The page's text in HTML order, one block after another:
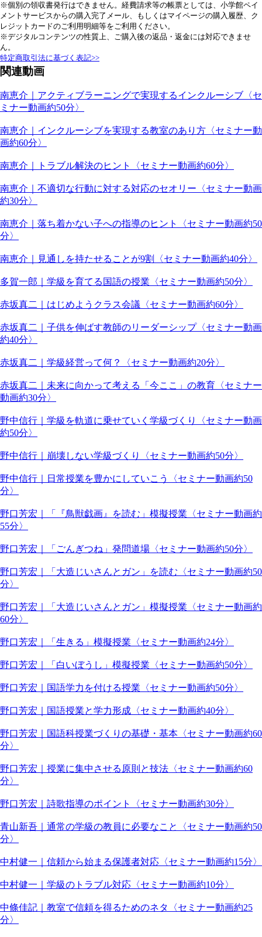
※個別の領収書発行はできません。経費請求等の帳票としては、小学館ペイ
メントサービスからの購入完了メール、もしくはマイページの購入履歴、ク
レジットカードのご利用明細等をご利用ください。
※デジタルコンテンツの性質上、ご購入後の返品・返金には対応できませ
ん。
特定商取引法に基づく表記>>
関連動画
南恵介｜アクティブラーニングで実現するインクルーシブ〈セ
ミナー動画約50分〉
南恵介｜インクルーシブを実現する教室のあり方〈セミナー動
画約60分〉
南恵介｜トラブル解決のヒント〈セミナー動画約60分〉
南恵介｜不適切な行動に対する対応のセオリー〈セミナー動画
約30分〉
南恵介｜落ち着かない子への指導のヒント〈セミナー動画約50
分〉
南恵介｜見通しを持たせることが9割〈セミナー動画約40分〉
多賀一郎｜学級を育てる国語の授業〈セミナー動画約50分〉
赤坂真二｜はじめようクラス会議〈セミナー動画約60分〉
赤坂真二｜子供を伸ばす教師のリーダーシップ〈セミナー動画
約40分〉
赤坂真二｜学級経営って何？〈セミナー動画約20分〉
赤坂真二｜未来に向かって考える「今ここ」の教育〈セミナー
動画約30分〉
野中信行｜学級を軌道に乗せていく学級づくり〈セミナー動画
約50分〉
野中信行｜崩壊しない学級づくり〈セミナー動画約50分〉
野中信行｜日常授業を豊かにしていこう〈セミナー動画約50
分〉
野口芳宏｜「『鳥獣戯画』を読む」模擬授業〈セミナー動画約
55分〉
野口芳宏｜「ごんぎつね」発問道場〈セミナー動画約50分〉
野口芳宏｜「大造じいさんとガン」を読む〈セミナー動画約50
分〉
野口芳宏｜「大造じいさんとガン」模擬授業〈セミナー動画約
60分〉
野口芳宏｜「生きる」模擬授業〈セミナー動画約24分〉
野口芳宏｜「白いぼうし」模擬授業〈セミナー動画約50分〉
野口芳宏｜国語学力を付ける授業〈セミナー動画約50分〉
野口芳宏｜国語授業と学力形成〈セミナー動画約40分〉
野口芳宏｜国語科授業づくりの基礎・基本〈セミナー動画約60
分〉
野口芳宏｜授業に集中させる原則と技法〈セミナー動画約60
分〉
野口芳宏｜詩歌指導のポイント〈セミナー動画約30分〉
青山新吾｜通常の学級の教員に必要なこと〈セミナー動画約50
分〉
中村健一｜信頼から始まる保護者対応〈セミナー動画約15分〉
中村健一｜学級のトラブル対応〈セミナー動画約10分〉
中條佳記｜教室で信頼を得るためのネタ〈セミナー動画約25
分〉